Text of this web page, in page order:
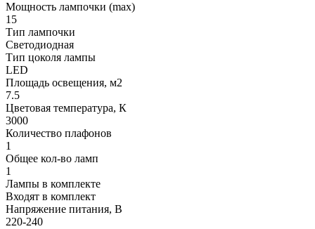
Мощность лампочки (max)
15
Тип лампочки
Светодиодная
Тип цоколя лампы
LED
Площадь освещения, м2
7.5
Цветовая температура, К
3000
Количество плафонов
1
Общее кол-во ламп
1
Лампы в комплекте
Входят в комплект
Напряжение питания, В
220-240